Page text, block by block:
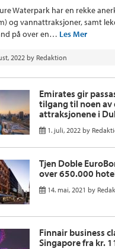
Waterpark har en rekke
og vannattraksjoner, samt
på over en… Les Mer
2022by Redaktion
Emirates gir
tilgang til noen av
attraksjonene i
1. juli, 2022 by
Tjen Doble
over 650.000
14. mai, 2021 by
Finnair business
Singapore fra kr.